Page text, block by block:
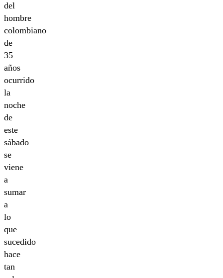
del
hombre
colombiano
de
35
años
ocurrido
la
noche
de
este
sábado
se
viene
a
sumar
a
lo
que
sucedido
hace
tan